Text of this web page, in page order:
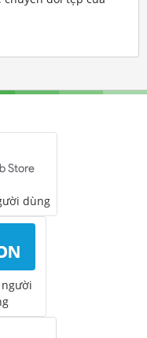
dùng
người